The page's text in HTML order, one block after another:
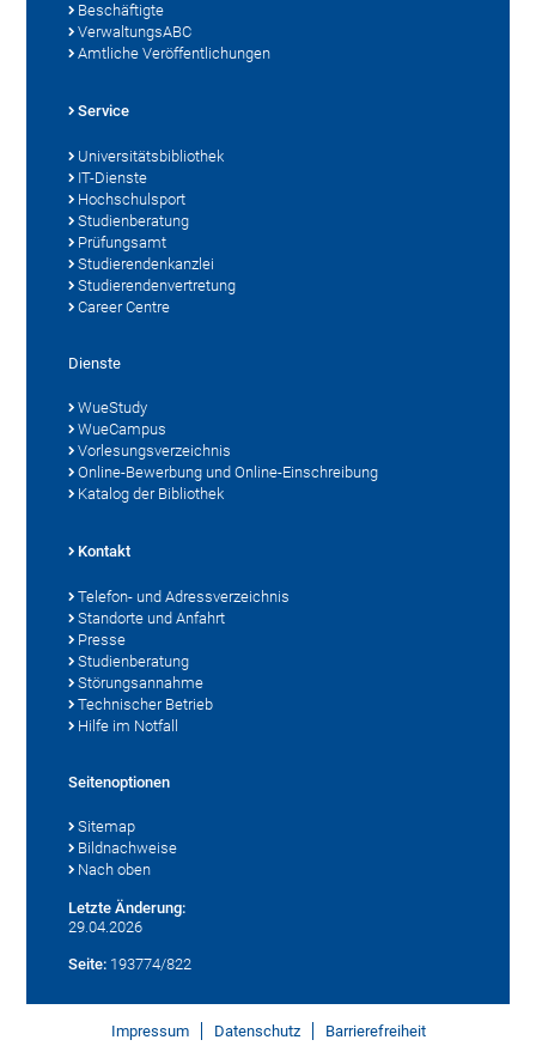
Beschäftigte
VerwaltungsABC
Amtliche Veröffentlichungen
Service
Universitätsbibliothek
IT-Dienste
Hochschulsport
Studienberatung
Prüfungsamt
Studierendenkanzlei
Studierendenvertretung
Career Centre
Dienste
WueStudy
WueCampus
Vorlesungsverzeichnis
Online-Bewerbung und Online-Einschreibung
Katalog der Bibliothek
Kontakt
Telefon- und Adressverzeichnis
Standorte und Anfahrt
Presse
Studienberatung
Störungsannahme
Technischer Betrieb
Hilfe im Notfall
Seitenoptionen
Sitemap
Bildnachweise
Nach oben
Letzte Änderung:
29.04.2026
Seite: 193774/822
Impressum Datenschutz Barrierefreiheit